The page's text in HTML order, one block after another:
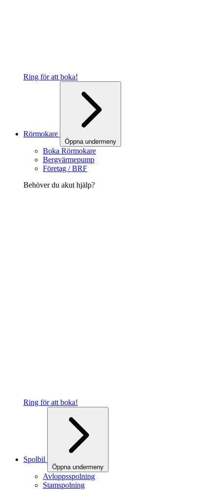
Ring för att boka!
Rörmokare
Öppna undermeny
Boka Rörmokare
Bergvärmepump
Företag / BRF
Behöver du akut hjälp?
Ring för att boka!
Spolbil
Öppna undermeny
Avloppsspolning
Stamspolning